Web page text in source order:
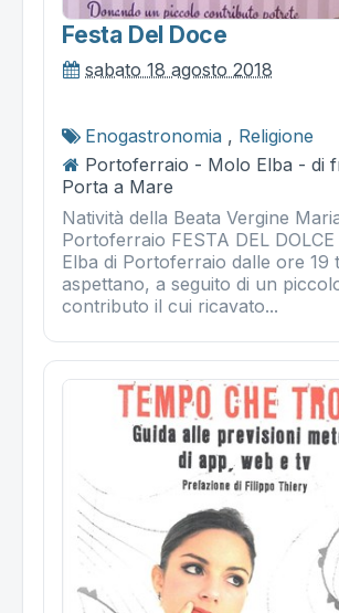
Festa Del Doce
sabato 18 agosto 2018
Enogastronomia , Religione
Portoferraio - Molo Elba - di
Porta a Mare
Natività della Beata Vergine
Portoferraio FESTA DEL
Elba di Portoferraio dalle ore 19
aspettano, a seguito di un
contributo il cui ricavato...